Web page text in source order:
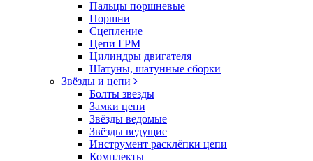
Пальцы поршневые
Поршни
Сцепление
Цепи ГРМ
Цилиндры двигателя
Шатуны, шатунные сборки
Звёзды и цепи
Болты звезды
Замки цепи
Звёзды ведомые
Звёзды ведущие
Инструмент расклёпки цепи
Комплекты